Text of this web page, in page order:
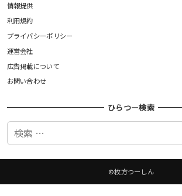
情報提供
利用規約
プライバシーポリシー
運営会社
広告掲載について
お問い合わせ
ひらつー検索
検
©枚方つーしん